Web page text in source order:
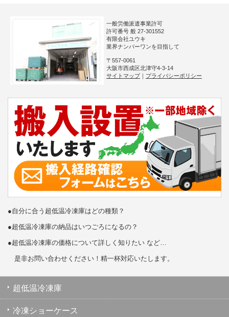
一般労働派遣事業許可
許可番号 般 27-301552
有限会社ユウキ
業界ナンバーワンを目指して
〒557-0061
大阪市西成区北津守4-3-14
サイトマップ｜ プライバシーポリシー
●自分に合う超低温冷凍庫はどの種類？
●超低温冷凍庫の納品はいつごろになるの？
●超低温冷凍庫の価格について詳しく知りたい など…
是非お問い合わせください！精一杯対応いたします。
超低温冷凍庫
冷凍ショーケース